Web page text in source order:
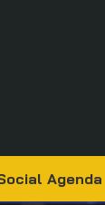
Agenda